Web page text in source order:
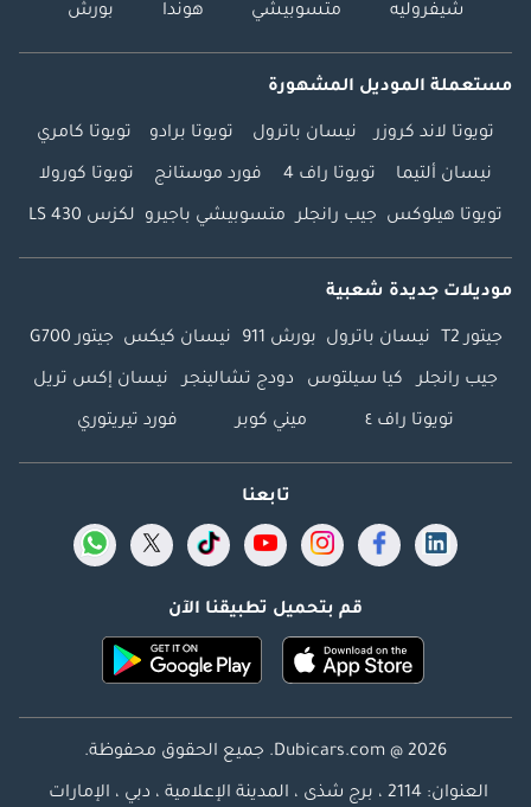
شيفروليه متسوبيشي هوندا بورش
مستعملة الموديل المشهورة
تويوتا لاند كروزر نيسان باترول تويوتا برادو تويوتا كامري
نيسان ألتيما تويوتا راف 4 فورد موستانج تويوتا كورولا
تويوتا هيلوكس جيب رانجلر متسوبيشي باجيرو لكزس LS 430
موديلات جديدة شعبية
جيتور T2 نيسان باترول بورش 911 نيسان كيكس جيتور G700
جيب رانجلر كيا سيلتوس دودج تشالينجر نيسان إكس تريل
تويوتا راف ٤ ميني كوبر فورد تيريتوري
تابعنا
قم بتحميل تطبيقنا الآن
Dubicars.com @ 2026. جميع الحقوق محفوظة.
العنوان: 2114 ، برج شذى ، المدينة الإعلامية ، دبي ، الإمارات